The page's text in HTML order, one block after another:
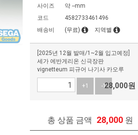
사이즈
약 --mm
코드
4582733461496
배송비
(무료) 지역별
[2025년 12월 발매/1~2월 입고예정]
세가 에반게리온 신극장판
vignetteum 피규어 나기사 카오루
+1 -128,000원
총 상품 금액 28,000 원